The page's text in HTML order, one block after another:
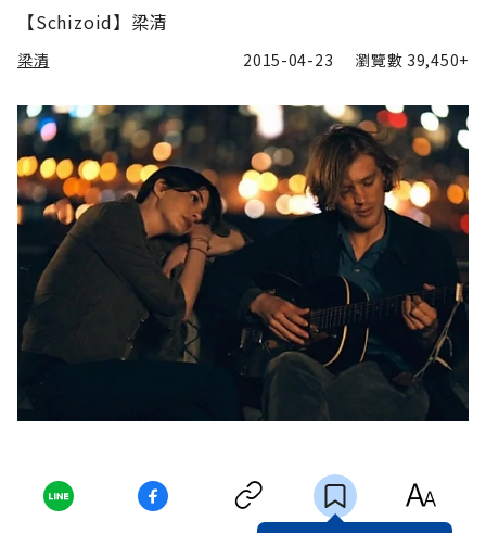
【Schizoid】梁清
梁清 2015-04-23 瀏覽數 39,450+